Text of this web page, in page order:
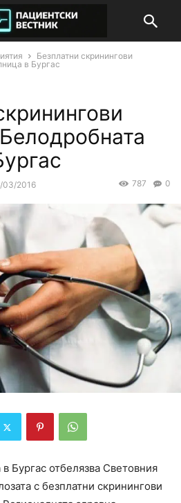
Безплатни скринингови
в Бургас
03/2016 0
787
Бургас отбелязва Световния
с безплатни скринингови